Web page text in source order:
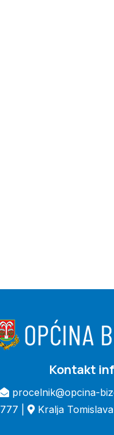
Kontakt
procelnik@opcina-
777 |
Kralja